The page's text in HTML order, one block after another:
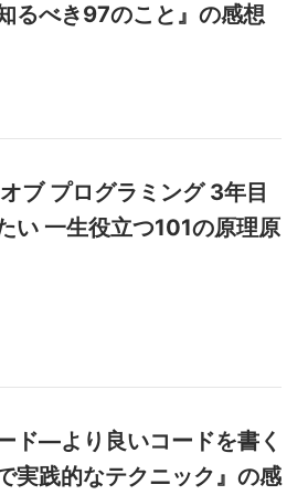
るべき97のこと』の感想
ブ プログラミング 3年目
い 一生役立つ101の原理原
ド―より良いコードを書く
実践的なテクニック』の感